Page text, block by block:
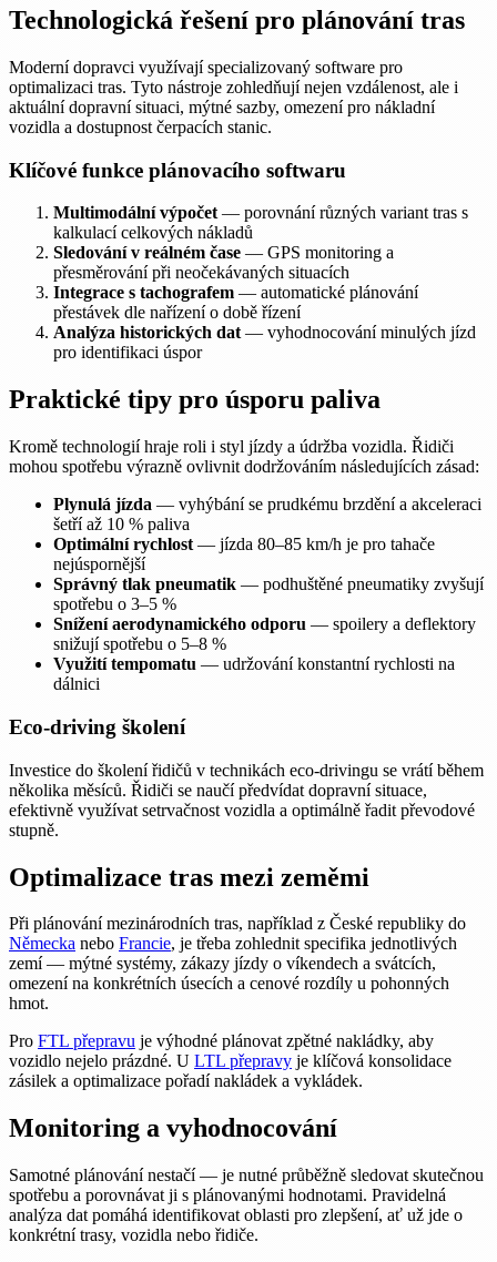
Technologická řešení pro plánování tras
Moderní dopravci využívají specializovaný software pro
optimalizaci tras. Tyto nástroje zohledňují nejen vzdálenost, ale i
aktuální dopravní situaci, mýtné sazby, omezení pro nákladní
vozidla a dostupnost čerpacích stanic.
Klíčové funkce plánovacího softwaru
Multimodální výpočet— porovnání různých variant tras s
kalkulací celkových nákladů
Sledování v reálném čase — GPS monitoring a
přesměrování při neočekávaných situacích
Integrace s tachografem — automatické plánování
přestávek dle nařízení o době řízení
Analýza historických dat — vyhodnocování minulých jízd
pro identifikaci úspor
Praktické tipy pro úsporu paliva
Kromě technologií hraje roli i styl jízdy a údržba vozidla. Řidiči
mohou spotřebu výrazně ovlivnit dodržováním následujících zásad:
Plynulá jízda — vyhýbání se prudkému brzdění a akceleraci
šetří až 10 % paliva
Optimální rychlost — jízda 80–85 km/h je pro tahače
nejúspornější
Správný tlak pneumatik— podhuštěné pneumatiky zvyšují
spotřebu o 3–5 %
Snížení aerodynamického odporu — spoilery a deflektory
snižují spotřebu o 5–8 %
Využití tempomatu — udržování konstantní rychlosti na
dálnici
Eco-driving školení
Investice do školení řidičů v technikách eco-drivingu se vrátí během
několika měsíců. Řidiči se naučí předvídat dopravní situace,
efektivně využívat setrvačnost vozidla a optimálně řadit převodové
stupně.
Optimalizace tras mezi zeměmi
Při plánování mezinárodních tras, například z České republiky do
Německa nebo Francie, je třeba zohlednit specifika jednotlivých
zemí — mýtné systémy, zákazy jízdy o víkendech a svátcích,
omezení na konkrétních úsecích a cenové rozdíly u pohonných
hmot.
Pro FTL přepravu je výhodné plánovat zpětné nakládky, aby
vozidlo nejelo prázdné. U LTL přepravy je klíčová konsolidace
zásilek a optimalizace pořadí nakládek a vykládek.
Monitoring a vyhodnocování
Samotné plánování nestačí — je nutné průběžně sledovat skutečnou
spotřebu a porovnávat ji s plánovanými hodnotami. Pravidelná
analýza dat pomáhá identifikovat oblasti pro zlepšení, ať už jde o
konkrétní trasy, vozidla nebo řidiče.